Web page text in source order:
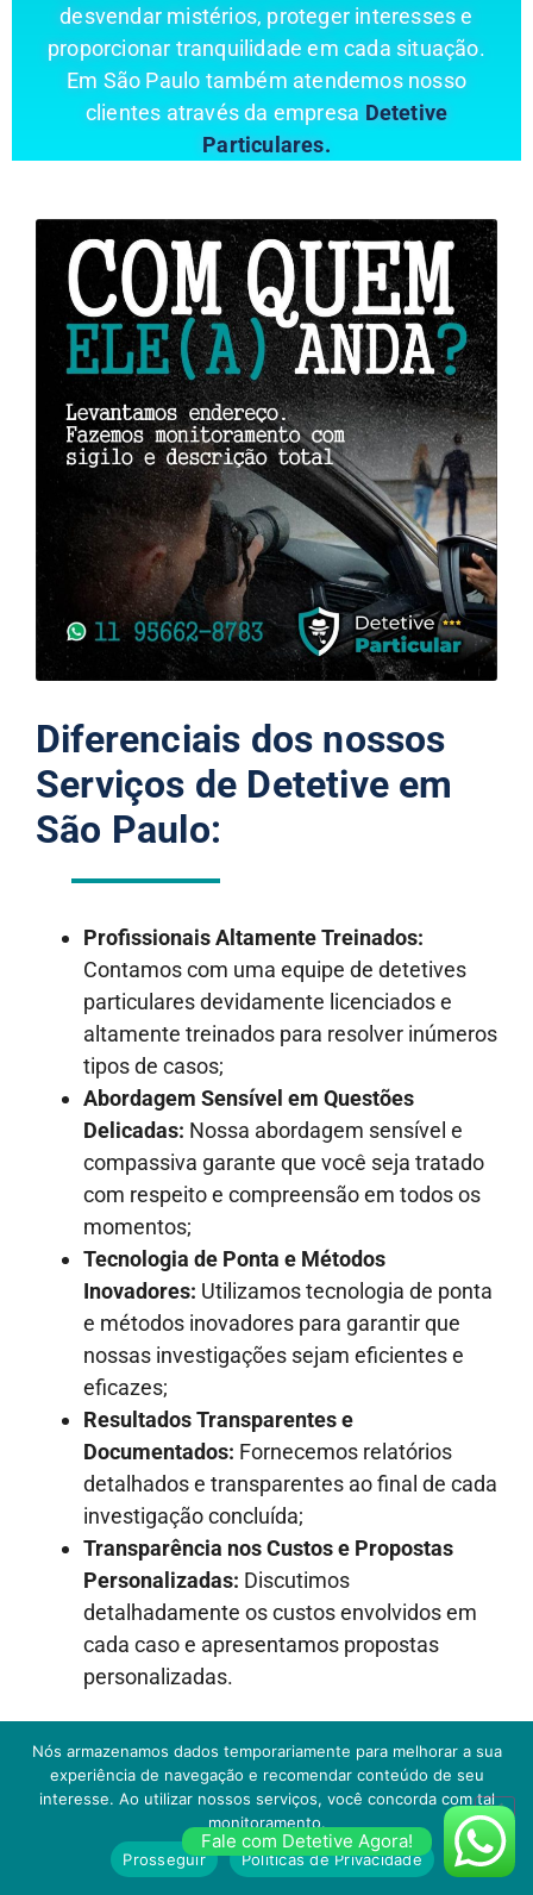
desvendar mistérios, proteger interesses e
proporcionar tranquilidade em cada situação.
Em São Paulo também atendemos nosso
clientes através da empresa Detetive
Particulares.
Diferenciais dos nossos
Serviços de Detetive em
São Paulo:
Profissionais Altamente Treinados:
Contamos com uma equipe de detetives
particulares devidamente licenciados e
altamente treinados para resolver inúmeros
tipos de casos;
Abordagem Sensível em Questões
Delicadas: Nossa abordagem sensível e
compassiva garante que você seja tratado
com respeito e compreensão em todos os
momentos;
Tecnologia de Ponta e Métodos
Inovadores: Utilizamos tecnologia de ponta
e métodos inovadores para garantir que
nossas investigações sejam eficientes e
eficazes;
Resultados Transparentes e
Documentados: Fornecemos relatórios
detalhados e transparentes ao final de cada
investigação concluída;
Transparência nos Custos e Propostas
Personalizadas: Discutimos
detalhadamente os custos envolvidos em
cada caso e apresentamos propostas
personalizadas.
Fale com Detetive Agora!
Nós armazenamos dados temporariamente para melhorar a sua
experiência de navegação e recomendar conteúdo de seu
interesse. Ao utilizar nossos serviços, você concorda com tal
monitoramento.
Prosseguir
Políticas de Privacidade